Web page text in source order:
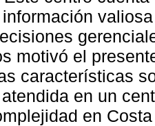
motivó el
características
en un
en